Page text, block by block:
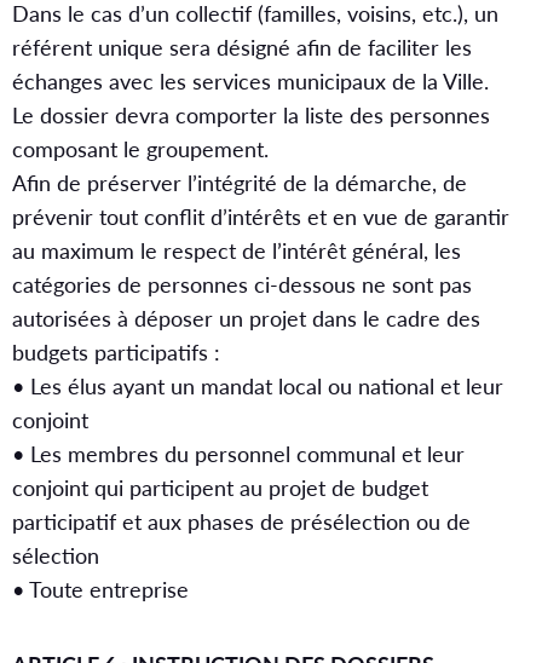
Dans le cas d’un collectif (familles, voisins, etc.), un
référent unique sera désigné afin de faciliter les
échanges avec les services municipaux de la Ville.
Le dossier devra comporter la liste des personnes
composant le groupement.
Afin de préserver l’intégrité de la démarche, de
prévenir tout conflit d’intérêts et en vue de garantir
au maximum le respect de l’intérêt général, les
catégories de personnes ci-dessous ne sont pas
autorisées à déposer un projet dans le cadre des
budgets participatifs :
• Les élus ayant un mandat local ou national et leur
conjoint
• Les membres du personnel communal et leur
conjoint qui participent au projet de budget
participatif et aux phases de présélection ou de
sélection
• Toute entreprise